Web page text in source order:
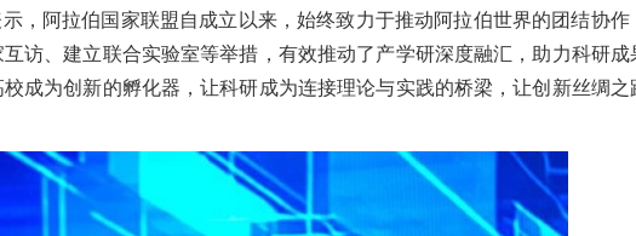
，阿拉伯国家联盟自成立以来，始终致力于推动阿拉伯世界的团结协作
访、建立联合实验室等举措，有效推动了产学研深度融汇，助力科研成
成为创新的孵化器，让科研成为连接理论与实践的桥梁，让创新丝绸之